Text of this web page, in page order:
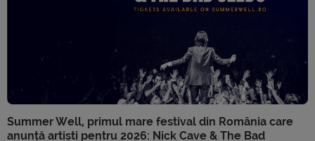
Summer Well, primul mare festival din România care
anunță artiști pentru 2026: Nick Cave & The Bad